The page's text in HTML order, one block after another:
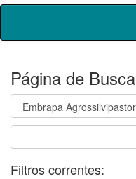
Skip
Página de Busca
Filtros correntes: